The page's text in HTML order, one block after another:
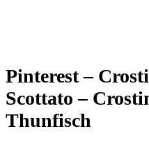
Pinterest –
Scottato –
Thunfisch